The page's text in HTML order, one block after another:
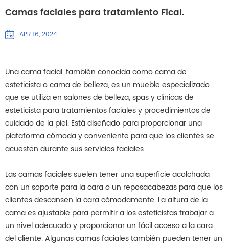
Camas faciales para tratamiento Fical.
APR 16, 2024
Una cama facial, también conocida como cama de
esteticista o cama de belleza, es un mueble especializado
que se utiliza en salones de belleza, spas y clínicas de
esteticista para tratamientos faciales y procedimientos de
cuidado de la piel. Está diseñado para proporcionar una
plataforma cómoda y conveniente para que los clientes se
acuesten durante sus servicios faciales.
Las camas faciales suelen tener una superficie acolchada
con un soporte para la cara o un reposacabezas para que los
clientes descansen la cara cómodamente. La altura de la
cama es ajustable para permitir a los esteticistas trabajar a
un nivel adecuado y proporcionar un fácil acceso a la cara
del cliente. Algunas camas faciales también pueden tener un